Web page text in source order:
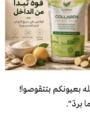
بعيونكم بتتقوصوا!
بردّ".